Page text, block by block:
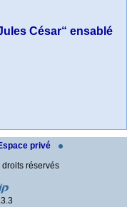
César“ ensablé
privé
réservés